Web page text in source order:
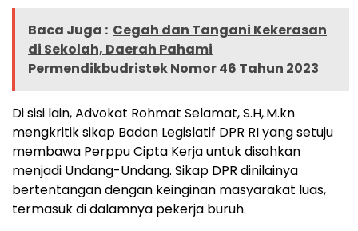
Baca Juga : Cegah dan Tangani Kekerasan
di Sekolah, Daerah Pahami
Permendikbudristek Nomor 46 Tahun 2023
Di sisi lain, Advokat Rohmat Selamat, S.H,.M.kn
mengkritik sikap Badan Legislatif DPR RI yang setuju
membawa Perppu Cipta Kerja untuk disahkan
menjadi Undang-Undang. Sikap DPR dinilainya
bertentangan dengan keinginan masyarakat luas,
termasuk di dalamnya pekerja buruh.